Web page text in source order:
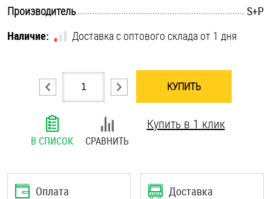
Шпильки
Шплинты
Производитель
S+P
Наличие:
Доставка с оптового склада от 1 дня
КУПИТЬ
В СПИСОК СРАВНИТЬ
Купить в 1 клик
Оплата Доставка